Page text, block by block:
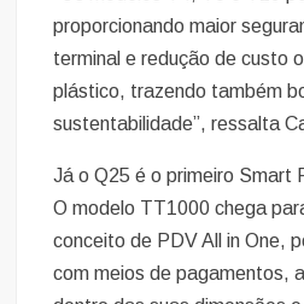
proporcionando maior
terminal e redução de custo
plástico, trazendo também
sustentabilidade”, ressalta
Já o Q25 é o primeiro Smart
O modelo TT1000 chega
conceito de PDV All in One,
com meios de pagamentos,